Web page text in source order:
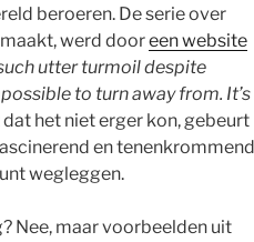
beroeren. De serie over
werd dooreen website
utter turmoil despite
to turn away from. It’s
dat het niet erger kon, gebeurt
en tenenkrommend
wegleggen.
Nee, maar voorbeelden uit